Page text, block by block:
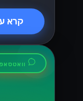
קרא
וואטסאפ